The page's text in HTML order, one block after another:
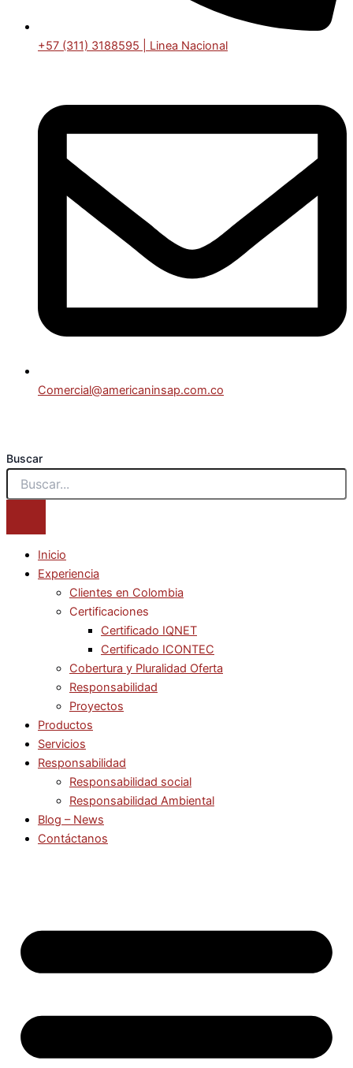
+57 (311) 3188595 | Linea Nacional
Comercial@americaninsap.com.co
Buscar
Inicio
Experiencia
Clientes en Colombia
Certificaciones
Certificado IQNET
Certificado ICONTEC
Cobertura y Pluralidad Oferta
Responsabilidad
Proyectos
Productos
Servicios
Responsabilidad
Responsabilidad social
Responsabilidad Ambiental
Blog – News
Contáctanos